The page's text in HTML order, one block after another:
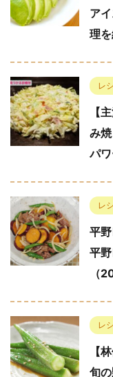
ア
理を
レ
【
み
パ
レ
平
平
（
レ
【
旬